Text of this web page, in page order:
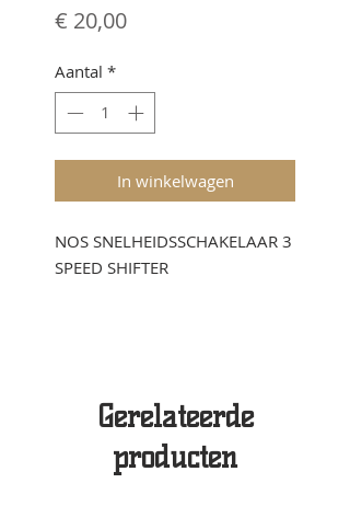
€ 20,00Prijs
Aantal *
In winkelwagen
NOS SNELHEIDSSCHAKELAAR 3
SPEED SHIFTER
Gerelateerde
producten